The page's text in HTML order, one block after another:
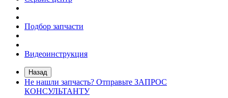
Подбор запчасти
Видеоинструкция
Назад
Не нашли запчасть? Отправьте ЗАПРОС
КОНСУЛЬТАНТУ